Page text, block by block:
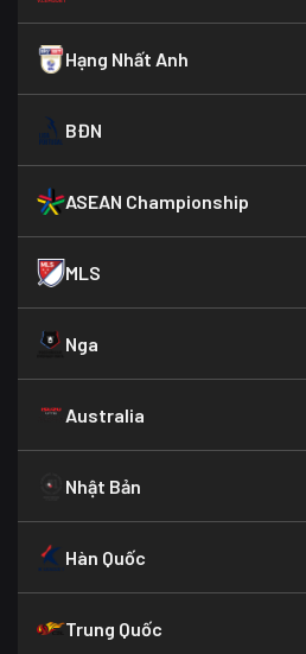
Hạng Nhất Anh
BĐN
ASEAN Championship
MLS
Nga
Australia
Nhật Bản
Hàn Quốc
Trung Quốc